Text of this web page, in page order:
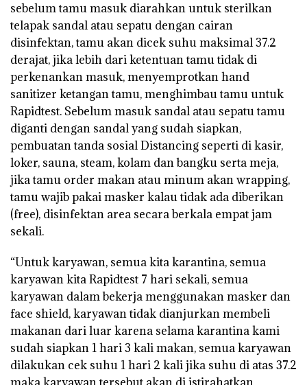
sebelum tamu masuk diarahkan untuk sterilkan
telapak sandal atau sepatu dengan cairan
disinfektan, tamu akan dicek suhu maksimal 37.2
derajat, jika lebih dari ketentuan tamu tidak di
perkenankan masuk, menyemprotkan hand
sanitizer ketangan tamu, menghimbau tamu untuk
Rapidtest. Sebelum masuk sandal atau sepatu tamu
diganti dengan sandal yang sudah siapkan,
pembuatan tanda sosial Distancing seperti di kasir,
loker, sauna, steam, kolam dan bangku serta meja,
jika tamu order makan atau minum akan wrapping,
tamu wajib pakai masker kalau tidak ada diberikan
(free), disinfektan area secara berkala empat jam
sekali.
“Untuk karyawan, semua kita karantina, semua
karyawan kita Rapidtest 7 hari sekali, semua
karyawan dalam bekerja menggunakan masker dan
face shield, karyawan tidak dianjurkan membeli
makanan dari luar karena selama karantina kami
sudah siapkan 1 hari 3 kali makan, semua karyawan
dilakukan cek suhu 1 hari 2 kali jika suhu di atas 37.2